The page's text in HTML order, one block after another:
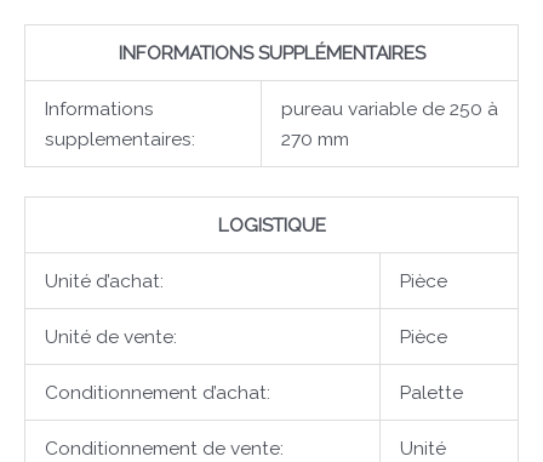
INFORMATIONS SUPPLÉMENTAIRES
Informations
supplementaires:
pureau variable de 250 à
270 mm
LOGISTIQUE
Unité d’achat: Pièce
Unité de vente: Pièce
Conditionnement d’achat: Palette
Conditionnement de vente: Unité